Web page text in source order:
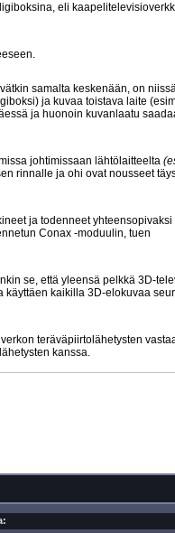
eli
samalta keskenään, on
ja kuvaa toistava laite
ja huonoin kuvanlaatu
johtimissaan lähtölaitteelta
rinnalle ja ohi ovat nousseet
ja todenneet yhteensopivaksi
Conax -moduulin, tuen
se, että yleensä pelkkä 3D-
käyttäen kaikilla 3D-elokuvaa
teräväpiirtolähetysten
kanssa.